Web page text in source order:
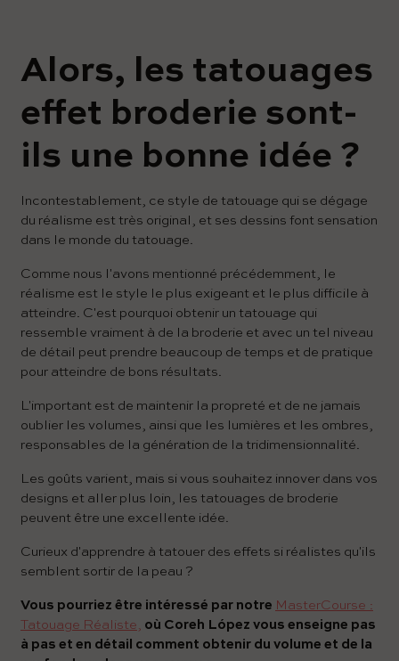
Alors, les tatouages
effet broderie sont-
ils une bonne idée ?
Incontestablement, ce style de tatouage qui se dégage
du réalisme est très original, et ses dessins font sensation
dans le monde du tatouage.
Comme nous l'avons mentionné précédemment, le
réalisme est le style le plus exigeant et le plus difficile à
atteindre. C'est pourquoi obtenir un tatouage qui
ressemble vraiment à de la broderie et avec un tel niveau
de détail peut prendre beaucoup de temps et de pratique
pour atteindre de bons résultats.
L'important est de maintenir la propreté et de ne jamais
oublier les volumes, ainsi que les lumières et les ombres,
responsables de la génération de la tridimensionnalité.
Les goûts varient, mais si vous souhaitez innover dans vos
designs et aller plus loin, les tatouages ​​de broderie
peuvent être une excellente idée.
Curieux d'apprendre à tatouer des effets si réalistes qu'ils
semblent sortir de la peau ?
Vous pourriez être intéressé par notre MasterCourse :
Tatouage Réaliste,
où Coreh López vous enseigne pas
à pas et en détail comment obtenir du volume et de la